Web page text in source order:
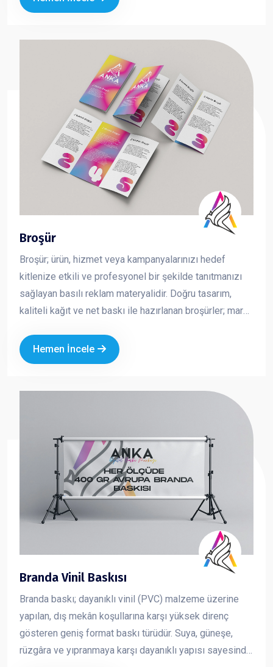
mekanizma içine rulo şeklinde sarılır. Hafif yapısı ve
kurumsal tanıtımlarda en çok tercih edilen reklam
Broşür
Broşür; ürün, hizmet veya kampanyalarınızı hedef
kitlenize etkili ve profesyonel bir şekilde tanıtmanızı
sağlayan basılı reklam materyalidir. Doğru tasarım,
kaliteli kağıt ve net baskı ile hazırlanan broşürler; marka
akılda kalıcılığı artırır. Fuar, açılış, kampanya, kurumsal
tanıtım ve saha dağıtımı gibi birçok alanda tercih edilen
Hemen İncele
Branda Vinil Baskısı
Branda baskı; dayanıklı vinil (PVC) malzeme üzerine
yapılan, dış mekân koşullarına karşı yüksek direnç
gösteren geniş format baskı türüdür. Suya, güneşe,
rüzgâra ve yıpranmaya karşı dayanıklı yapısı sayesinde